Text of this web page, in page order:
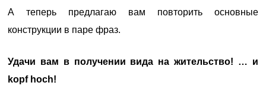
А теперь предлагаю вам повторить основные
конструкции в паре фраз.
Удачи вам в получении вида на жительство! … и
kopf hoch!